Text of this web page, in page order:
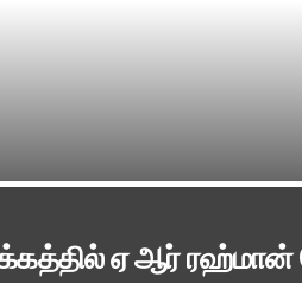
ஏ ஆர் ரஹ்மான்